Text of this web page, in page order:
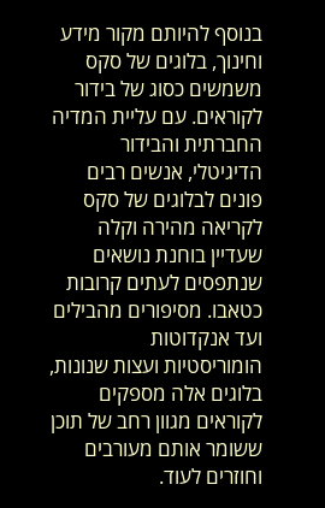
בנוסף להיותם מקור מידע
וחינוך, בלוגים של סקס
משמשים כסוג של בידור
לקוראים. עם עליית המדיה
החברתית והבידור
הדיגיטלי, אנשים רבים
פונים לבלוגים של סקס
לקריאה מהירה וקלה
שעדיין בוחנת נושאים
שנתפסים לעתים קרובות
כטאבו. מסיפורים מהבילים
ועד אנקדוטות
הומוריסטיות ועצות שנונות,
בלוגים אלה מספקים
לקוראים מגוון רחב של תוכן
ששומר אותם מעורבים
וחוזרים לעוד.